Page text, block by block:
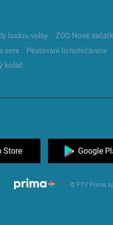
budou volby
ZOO Nové
vera
Pěstování lichořeřišnice
koláč
Store Google
© FTV Prima